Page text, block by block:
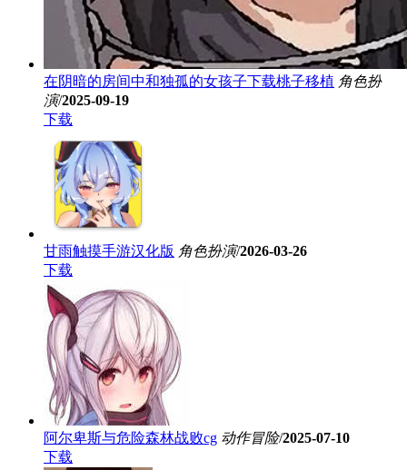
在阴暗的房间中和独孤的女孩子下载桃子移植 角色扮
演/2025-09-19
下载
甘雨触摸手游汉化版 角色扮演/2026-03-26
下载
阿尔卑斯与危险森林战败cg 动作冒险/2025-07-10
下载